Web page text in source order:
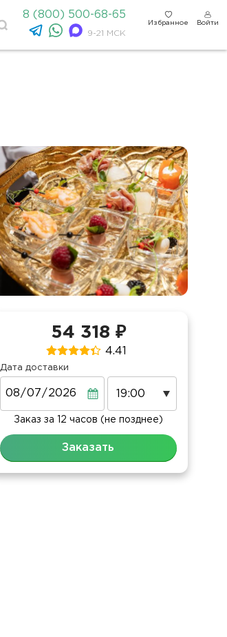
8 (800) 500-68-65
9-21 МСК
Избранное Войти
54 318 ₽
4.41
Дата доставки
Заказ за 12 часов (не позднее)
Заказать